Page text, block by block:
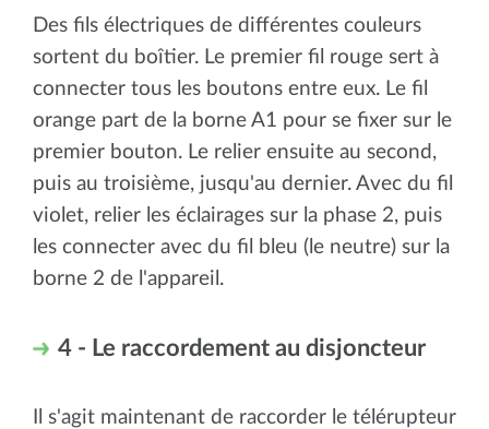
Des fils électriques de différentes couleurs
sortent du boîtier. Le premier fil rouge sert à
connecter tous les boutons entre eux. Le fil
orange part de la borne A1 pour se fixer sur le
premier bouton. Le relier ensuite au second,
puis au troisième, jusqu'au dernier. Avec du fil
violet, relier les éclairages sur la phase 2, puis
les connecter avec du fil bleu (le neutre) sur la
borne 2 de l'appareil.
4 - Le raccordement au disjoncteur
Il s'agit maintenant de raccorder le télérupteur